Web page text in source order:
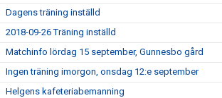
Dagens träning inställd
2018-09-26 Träning inställd
Matchinfo lördag 15 september, Gunnesbo gård
Ingen träning imorgon, onsdag 12:e september
Helgens kafeteriabemanning